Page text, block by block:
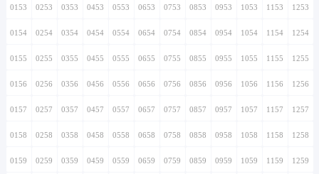
0153 0253 0353 0453 0553 0653 0753 0853 0953 1053 1153 1253
0154 0254 0354 0454 0554 0654 0754 0854 0954 1054 1154 1254
0155 0255 0355 0455 0555 0655 0755 0855 0955 1055 1155 1255
0156 0256 0356 0456 0556 0656 0756 0856 0956 1056 1156 1256
0157 0257 0357 0457 0557 0657 0757 0857 0957 1057 1157 1257
0158 0258 0358 0458 0558 0658 0758 0858 0958 1058 1158 1258
0159 0259 0359 0459 0559 0659 0759 0859 0959 1059 1159 1259